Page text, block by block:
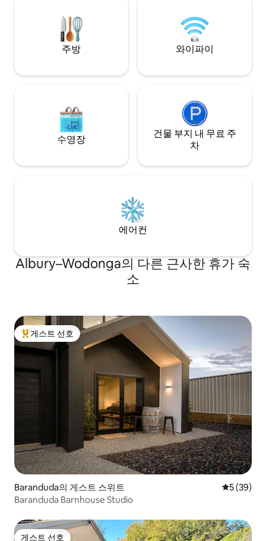
앞에 있습니다(원하시는 만큼 늦게 도착하
셔도 됩니다). 메시지를 보내주세요. 궁금한
사항이나 문의 사항이 있으면 언제든지 문
의해 주세요😊
니다. 꼭 뵐 수 있
주방 와이파이
수영장
건물 부지 내 무료 주
차
에어컨
Albury–Wodonga의 다른 근사한 휴가 숙
소
상위 게스트 선호
게스트 선호
Baranduda의 게스트 스위트 평점 5점(5
5 (39)
Baranduda Barnhouse Studio
게스트 선호